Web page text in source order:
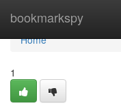
bookmarkspy
Home
Home
1